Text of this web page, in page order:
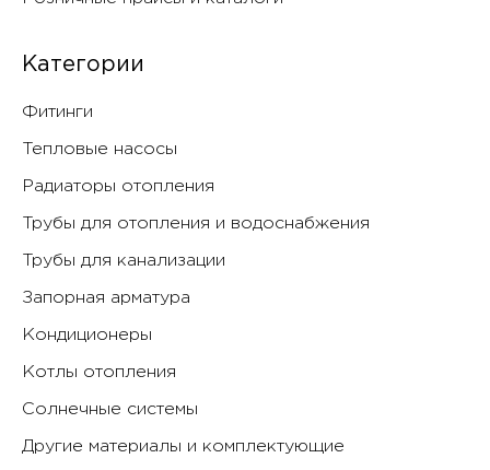
Категории
Фитинги
Тепловые насосы
Радиаторы отопления
Трубы для отопления и водоснабжения
Трубы для канализации
Запорная арматура
Кондиционеры
Котлы отопления
Солнечные системы
Другие материалы и комплектующие